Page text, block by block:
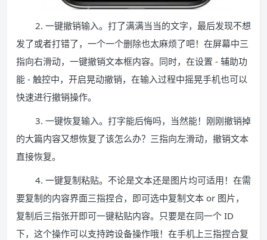
2. 一键撤销输入。打了满满当当的文字，最后发现不想
发了或者打错了，一个一个删除也太麻烦了吧！在屏幕中三
指向右滑动，一键撤销文本框内容。同时，在设置 - 辅助功
能 - 触控中，开启晃动撤销，在输入过程中摇晃手机也可以
快速进行撤销操作。
3. 一键恢复输入。打字能后悔吗，当然能！刚刚撤销掉
的大篇内容又想恢复了该怎么办？三指向左滑动，撤销文本
直接恢复。
4. 一键复制粘贴。不论是文本还是图片均可适用！在需
要复制的内容界面三指捏合，即可选中复制文本 or 图片，
复制后三指张开即可一键粘贴内容。只要是在同一个 ID
下，这个操作可以支持跨设备操作哦！在手机上三指捏合复